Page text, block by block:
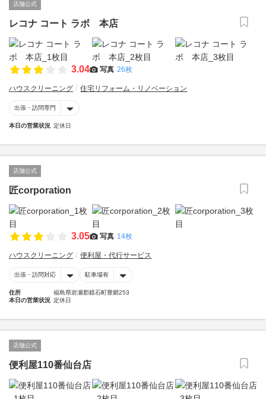
店舗公式
レコナ コート ラボ 本店
3.04 写真 26枚
ハウスクリーニング 住宅リフォーム・リノベーション
出張・訪問専門
本日の営業状況 定休日
店舗公式
匠corporation
3.05 写真 14枚
ハウスクリーニング 便利屋・代行サービス
出張・訪問対応 駐車場有
住所
福島県岩瀬郡鏡石町豊郷253
本日の営業状況 定休日
店舗公式
便利屋110番仙台店